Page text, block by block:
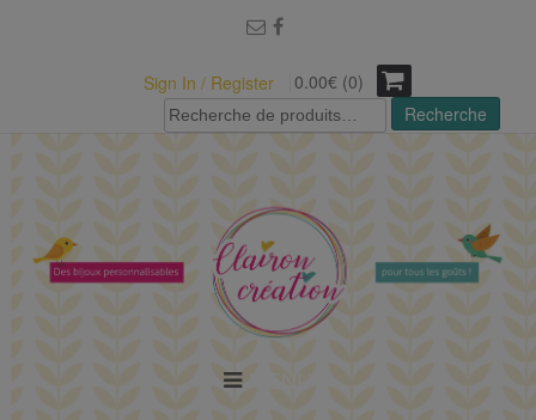
Sign In / Register
0.00€ (0)
Recherche
pour :
Recherche